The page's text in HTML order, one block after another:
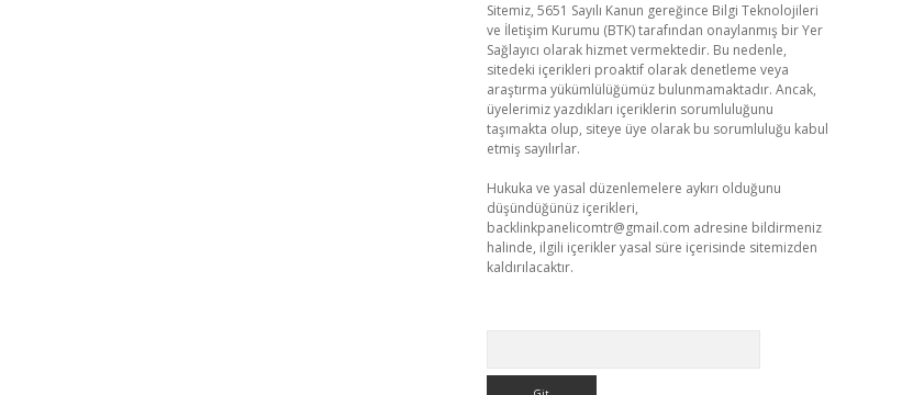
Sitemiz, 5651 Sayılı Kanun gereğince Bilgi Teknolojileri
ve İletişim Kurumu (BTK) tarafından onaylanmış bir Yer
Sağlayıcı olarak hizmet vermektedir. Bu nedenle,
sitedeki içerikleri proaktif olarak denetleme veya
araştırma yükümlülüğümüz bulunmamaktadır. Ancak,
üyelerimiz yazdıkları içeriklerin sorumluluğunu
taşımakta olup, siteye üye olarak bu sorumluluğu kabul
etmiş sayılırlar.
Hukuka ve yasal düzenlemelere aykırı olduğunu
düşündüğünüz içerikleri,
backlinkpanelicomtr@gmail.com adresine bildirmeniz
halinde, ilgili içerikler yasal süre içerisinde sitemizden
kaldırılacaktır.